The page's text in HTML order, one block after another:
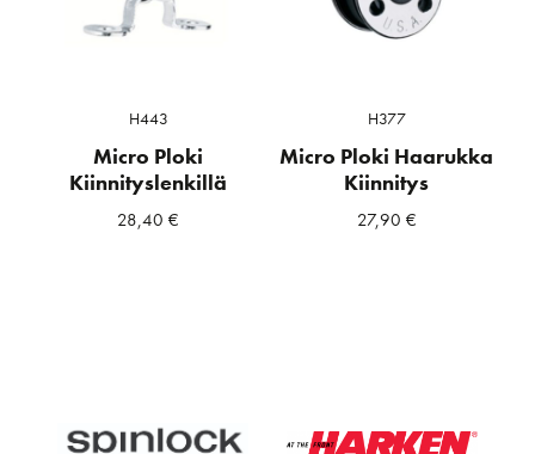
H443
Micro Ploki
Kiinnityslenkillä
28,40€
H377
Micro Ploki Haarukka
Kiinnitys
27,90 €